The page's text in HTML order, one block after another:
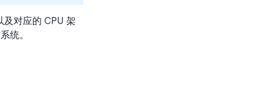
及对应的 CPU 架
统。